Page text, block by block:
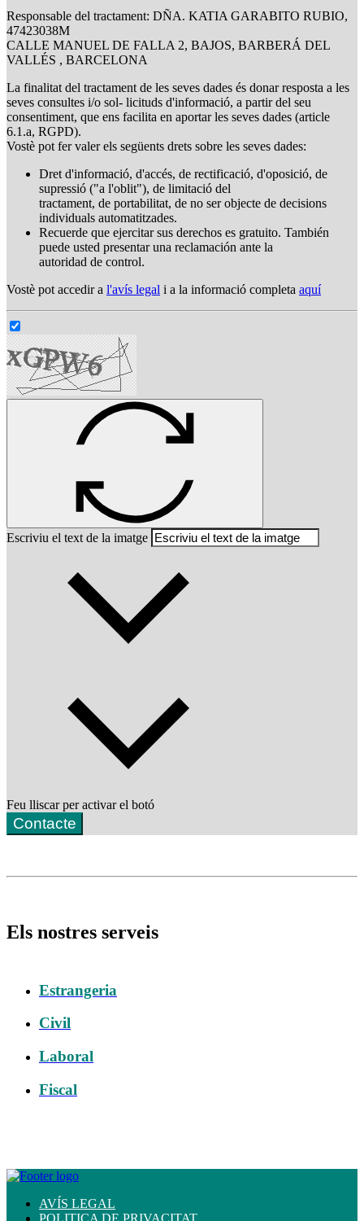
Responsable del tractament: DÑA. KATIA GARABITO RUBIO,
47423038M
CALLE MANUEL DE FALLA 2, BAJOS, BARBERÁ DEL
VALLÉS , BARCELONA
La finalitat del tractament de les seves dades és donar resposta a les
seves consultes i/o sol- licituds d'informació, a partir del seu
consentiment, que ens facilita en aportar les seves dades (article
6.1.a, RGPD).
Vostè pot fer valer els següents drets sobre les seves dades:
Dret d'informació, d'accés, de rectificació, d'oposició, de
supressió ("a l'oblit"), de limitació del
tractament, de portabilitat, de no ser objecte de decisions
individuals automatitzades.
Recuerde que ejercitar sus derechos es gratuito. También
puede usted presentar una reclamación ante la
autoridad de control.
Vostè pot accedir a l'avís legal i a la informació completa aquí
Escriviu el text de la imatge
Feu lliscar per activar el botó
Contacte
Els nostres serveis
Estrangeria
Civil
Laboral
Fiscal
AVÍS LEGAL